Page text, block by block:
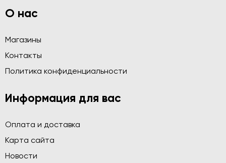
О нас
Магазины
Контакты
Политика конфиденциальности
Информация для вас
Оплата и доставка
Карта сайта
Новости